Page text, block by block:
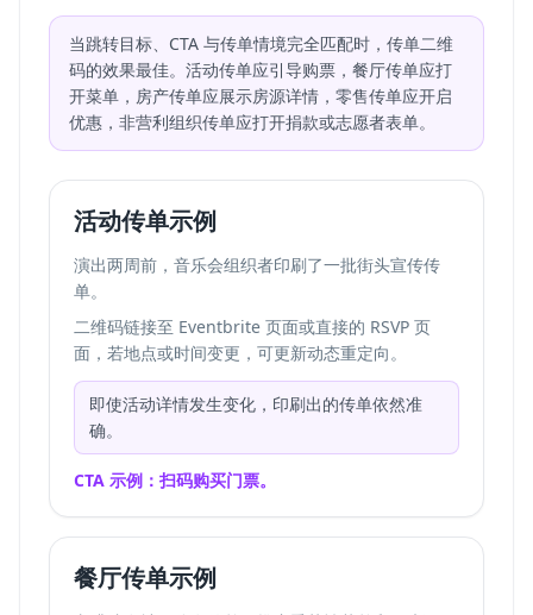
当跳转目标、CTA 与传单情境完全匹配时，传单二维
码的效果最佳。活动传单应引导购票，餐厅传单应打
开菜单，房产传单应展示房源详情，零售传单应开启
优惠，非营利组织传单应打开捐款或志愿者表单。
活动传单示例
演出两周前，音乐会组织者印刷了一批街头宣传传
单。
二维码链接至 Eventbrite 页面或直接的 RSVP 页
面，若地点或时间变更，可更新动态重定向。
即使活动详情发生变化，印刷出的传单依然准
确。
CTA 示例：扫码购买门票。
餐厅传单示例